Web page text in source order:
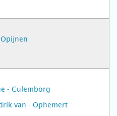
- Culemborg
van - Ophemert